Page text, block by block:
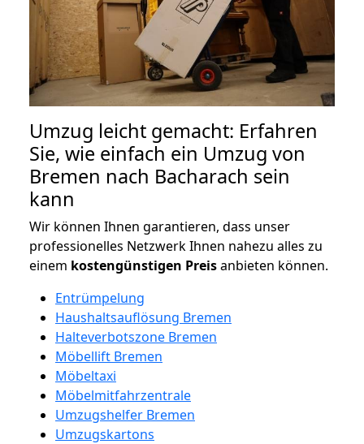
Umzug leicht gemacht: Erfahren
Sie, wie einfach ein Umzug von
Bremen nach Bacharach sein
kann
Wir können Ihnen garantieren, dass unser
professionelles Netzwerk Ihnen nahezu alles zu
einem kostengünstigen Preisanbieten können.
Entrümpelung
Haushaltsauflösung Bremen
Halteverbotszone Bremen
Möbellift Bremen
Möbeltaxi
Möbelmitfahrzentrale
Umzugshelfer Bremen
Umzugskartons